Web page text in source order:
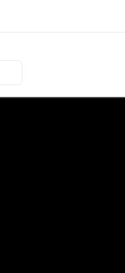
абсолютно